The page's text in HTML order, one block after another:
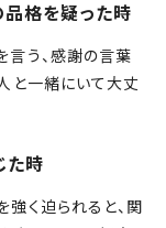
品格を疑った時
言う、感謝の言葉
と一緒にいて大丈
た時
く迫られると、関